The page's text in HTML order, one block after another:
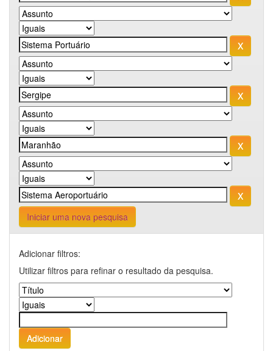
Iniciar uma nova pesquisa
Adicionar filtros:
Utilizar filtros para refinar o resultado da pesquisa.